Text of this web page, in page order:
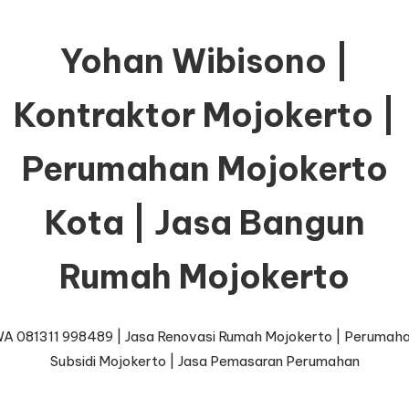
Yohan Wibisono |
Kontraktor Mojokerto |
Perumahan Mojokerto
Kota | Jasa Bangun
Rumah Mojokerto
081311 998489 | Jasa Renovasi Rumah Mojokerto |
Subsidi Mojokerto | Jasa Pemasaran Perumahan